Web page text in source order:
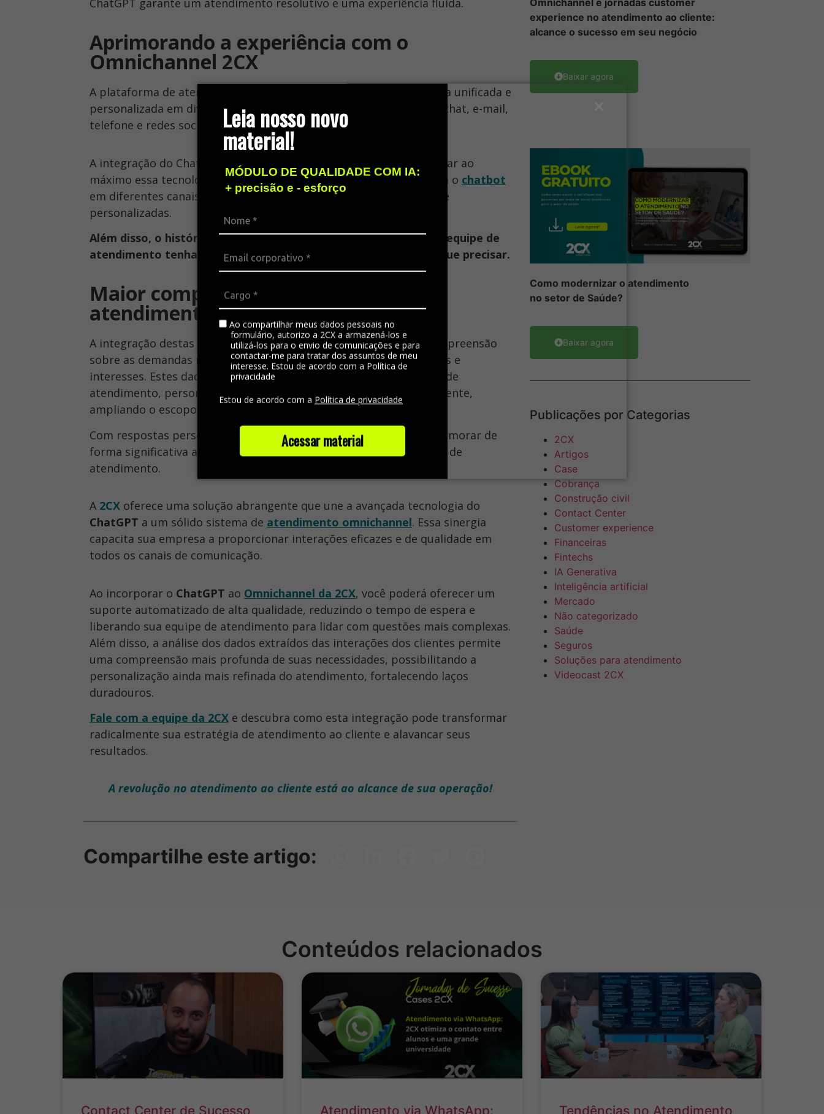
Leia nosso novo
material!
MÓDULO DE QUALIDADE COM IA:
+ precisão e - esforço
Ao compartilhar meus dados pessoais no
formulário, autorizo a 2CX a armazená-los e
utilizá-los para o envio de comunicações e para
contactar-me para tratar dos assuntos de meu
interesse. Estou de acordo com a Política de
privacidade
Estou de acordo com a Política de privacidade
Acessar material
ChatGPT garante um atendimento resolutivo e uma experiência fluida.
Aprimorando a experiência com o
Omnichannel 2CX
A plataforma de atendimento omnichannel oferece uma experiência unificada e
personalizada em diversos canais, incluindo
, Telegram, chat, e-mail,
telefone e redes sociais.
A integração do ChatGPT aoOmnichannel
permite aproveitar ao
máximo essa tecnologia avançada. Os clientes podem interagir com o chatbot
em diferentes canais de comunicação e receber respostas rápidas e
personalizadas.
Além disso, o histórico da conversa é mantido, permitindo que a equipe de
atendimento tenha acesso às informações necessárias sempre que precisar.
Maior compreensão das jornadas de
atendimento
A integração destas duas tecnologias proporciona uma valiosa compreensão
sobre as demandas mais frequentes dos clientes, suas necessidades e
interesses. Estes dados são essenciais para aprimorar a estratégia de
atendimento, personalizar as interações e elevar a satisfação do cliente,
ampliando o escopo do atendimento.
Com respostas personalizadas, consistentes e ágeis, é possível aprimorar de
forma significativa a experiência do cliente e otimizar as operações de
atendimento.
A 2CXoferece uma solução abrangente que une a avançada tecnologia do
ChatGPT a um sólido sistema de atendimento omnichannel. Essa sinergia
capacita sua empresa a proporcionar interações eficazes e de qualidade em
todos os canais de comunicação.
Ao incorporar o ChatGPT ao Omnichannel da 2CX, você poderá oferecer um
suporte automatizado de alta qualidade, reduzindo o tempo de espera e
liberando sua equipe de atendimento para lidar com questões mais complexas.
Além disso, a análise dos dados extraídos das interações dos clientes permite
uma compreensão mais profunda de suas necessidades, possibilitando a
personalização ainda mais refinada do atendimento, fortalecendo laços
duradouros.
Fale com a equipe da 2CXe descubra como esta integração pode transformar
radicalmente sua estratégia de atendimento ao cliente e alavancar seus
resultados.
A revolução no atendimento ao cliente está ao alcance de sua operação!
Compartilhe este artigo:
experience no atendimento ao cliente:
alcance o sucesso em seu negócio
Baixar agora
Como modernizaro atendimento
no setor de Saúde?
Baixar agora
Publicações por Categorias
2CX
Artigos
Case
Cobrança
Construção civil
Contact Center
Customer experience
Financeiras
Fintechs
IA Generativa
Inteligência artificial
Mercado
Não categorizado
Saúde
Seguros
Soluções para atendimento
Videocast 2CX
Conteúdos relacionados
Contact Center de Sucesso Atendimento via WhatsApp: Tendências no Atendimento